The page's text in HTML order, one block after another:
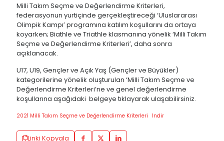
Milli Takım Seçme ve Değerlendirme Kriterleri,
federasyonun yurtiçinde gerçekleştireceği ‘Uluslararası
Olimpik Kampı’ programına katılım koşullarını da ortaya
koyarken; Biathle ve Triathle klasmanına yönelik ‘Milli Takım
Seçme ve Değerlendirme Kriterleri’, daha sonra
açıklanacak.
U17, U19, Gençler ve Açık Yaş (Gençler ve Büyükler)
kategorilerine yönelik oluşturulan ‘Milli Takım Seçme ve
Değerlendirme Kriterleri’ne ve genel değerlendirme
koşullarına aşağıdaki belgeye tıklayarak ulaşabilirsiniz.
2021 Milli Takım Seçme ve Değerlendirme Kriterleri İndir
Linki Kopyala